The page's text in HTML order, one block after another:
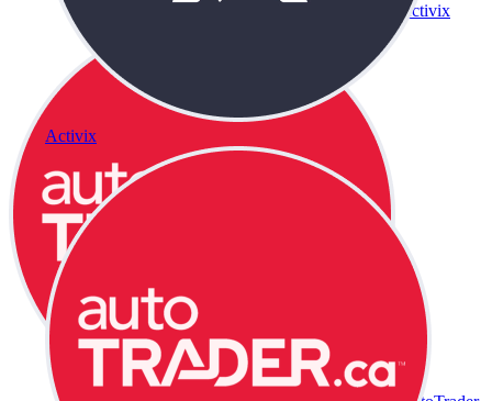
Activix
Activix